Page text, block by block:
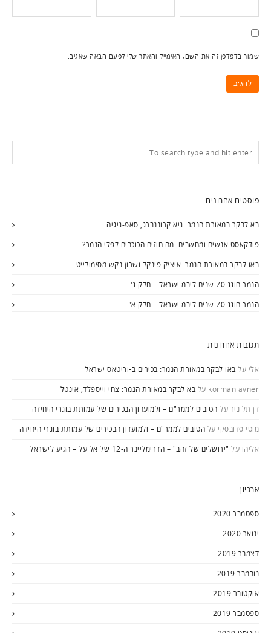
שמור בדפדפן זה את השם, האימייל והאתר שלי לפעם הבאה שאגיב.
פוסטים אחרונים
בא לבקר במאורת הנמר: גיא קרוננברג, סאפ-גיגיה
פודקאסט אנשים ומחשבים: מה חוזים הכוכבים לפלי הנמר?
באו לבקר במאורת הנמר: איציק פינקל ושרון נקש מסימולייט
הנמר חוגג 70 שנים ליבמ ישראל – חלק ג'
הנמר חוגג 70 שנים ליבמ ישראל – חלק א'
תגובות אחרונות
אלי עלבאו לבקר במאורת הנמר: בכירים ב-וריטאס ישראל
korman avner עלבא לבקר במאורת הנמר: צחי וייספלד, אינטל
דן תל ניר על הטובים לממר"ם – ולמועדון הבכירים של עמותת בוגרי היחידה
מוטי סדובסקי על הטובים לממר"ם – ולמועדון הבכירים של עמותת בוגרי היחידה
אליהו על "ירושלים של זהב" – הדרימליינר ה-12 של אל על – הגיע לישראל
ארכיון
ספטמבר 2020
ינואר 2020
דצמבר 2019
נובמבר 2019
אוקטובר 2019
ספטמבר 2019